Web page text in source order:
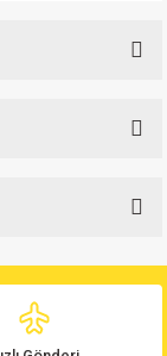
tarafımıza